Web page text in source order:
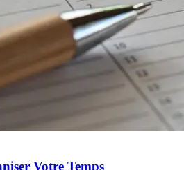
Votre Temps